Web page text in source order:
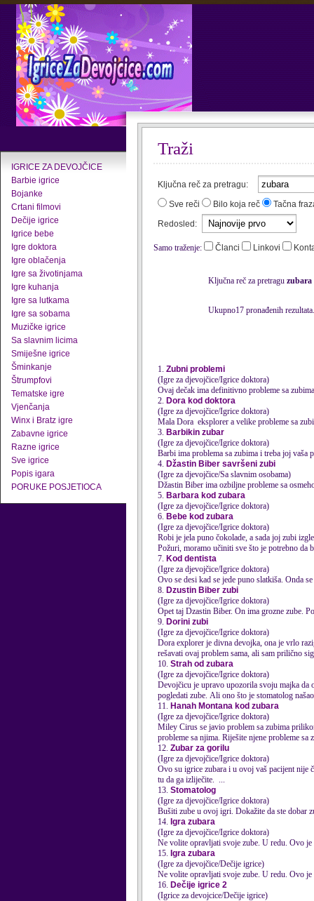
IGRICE ZA DEVOJČICE
Barbie igrice
Bojanke
Crtani filmovi
Dečije igrice
Igrice bebe
Igre doktora
Igre oblačenja
Igre sa životinjama
Igre kuhanja
Igre sa lutkama
Igre sa sobama
Muzičke igrice
Sa slavnim licima
Smiješne igrice
Šminkanje
Štrumpfovi
Tematske igre
Vjenčanja
Winx i Bratz igre
Zabavne igrice
Razne igrice
Sve igrice
Popis igara
PORUKE POSJETIOCA
Traži
Ključna reč za pretragu:
Sve reči
Bilo koja reč
Tačna
Redosled:
Samo traženje: Članci Linkovi
Ključna reč za pretragu zubara
Ukupno17 pronađenih rezultata.
1. Zubni problemi
(Igre za djevojčice/Igrice doktora)
Ovaj dečak ima definitivno probleme sa
2. Dora kod doktora
(Igre za djevojčice/Igrice doktora)
Mala Dora eksplorer a velike probleme sa
3. Barbikin zubar
(Igre za djevojčice/Igrice doktora)
Barbi ima problema sa zubima i treba joj vaša
4. Džastin Biber savršeni zubi
(Igre za djevojčice/Sa slavnim osobama)
Džastin Biber ima ozbiljne probleme sa
5. Barbara kod zubara
(Igre za djevojčice/Igrice doktora)
6. Bebe kod zubara
(Igre za djevojčice/Igrice doktora)
Robi je jela puno čokolade, a sada joj zubi
Požuri, moramo učiniti sve što je potrebno da
7. Kod dentista
(Igre za djevojčice/Igrice doktora)
Ovo se desi kad se jede puno slatkiša. Onda
8. Dzustin Biber zubi
(Igre za djevojčice/Igrice doktora)
Opet taj Dzastin Biber. On ima grozne zube.
9. Dorini zubi
(Igre za djevojčice/Igrice doktora)
Dora explorer je divna devojka, ona je vrlo
rešavati ovaj problem sama, ali sam prilično
10. Strah od zubara
(Igre za djevojčice/Igrice doktora)
Devojčicu je upravo upozorila svoju majka da
pogledati zube. Ali ono što je stomatolog
11. Hanah Montana kod zubara
(Igre za djevojčice/Igrice doktora)
Miley Cirus se javio problem sa zubima
probleme sa njima. Riješite njene probleme sa
12. Zubar za gorilu
(Igre za djevojčice/Igrice doktora)
Ovo su igrice zubara i u ovoj vaš pacijent nije
tu da ga izliječite. ...
13. Stomatolog
(Igre za djevojčice/Igrice doktora)
Bušiti zube u ovoj igri. Dokažite da ste dobar
14. Igra zubara
(Igre za djevojčice/Igrice doktora)
Ne volite opravljati svoje zube. U redu. Ovo
15. Igra zubara
(Igre za djevojčice/Dečije igrice)
Ne volite opravljati svoje zube. U redu. Ovo
16. Dečije igrice 2
(Igrice za devojcice/Dečije igrice)